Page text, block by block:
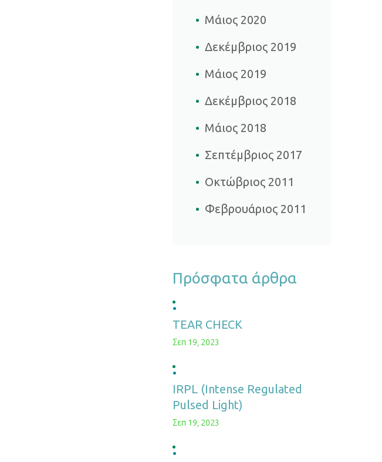
Μάιος 2020
Δεκέμβριος 2019
Μάιος 2019
Δεκέμβριος 2018
Μάιος 2018
Σεπτέμβριος 2017
Οκτώβριος 2011
Φεβρουάριος 2011
Πρόσφατα άρθρα
TEAR CHECK
Σεπ 19, 2023
IRPL (Intense Regulated
Pulsed Light)
Σεπ 19, 2023